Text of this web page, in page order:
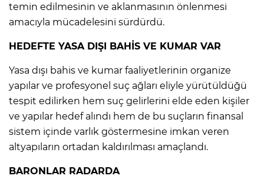
temin edilmesinin ve aklanmasının önlenmesi
amacıyla mücadelesini sürdürdü.
HEDEFTE YASA DIŞI BAHİS VE KUMAR VAR
Yasa dışı bahis ve kumar faaliyetlerinin organize
yapılar ve profesyonel suç ağları eliyle yürütüldüğü
tespit edilirken hem suç gelirlerini elde eden kişiler
ve yapılar hedef alındı hem de bu suçların finansal
sistem içinde varlık göstermesine imkan veren
altyapıların ortadan kaldırılması amaçlandı.
BARONLAR RADARDA